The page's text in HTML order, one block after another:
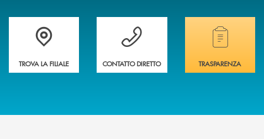
Accedi all' elenco completo delle filiali
TROVA LA FILIALE
Vuoi avere maggiori informazioni sulla
CONTATTO DIRETTO
Hai bisogno di
TRASPARENZA